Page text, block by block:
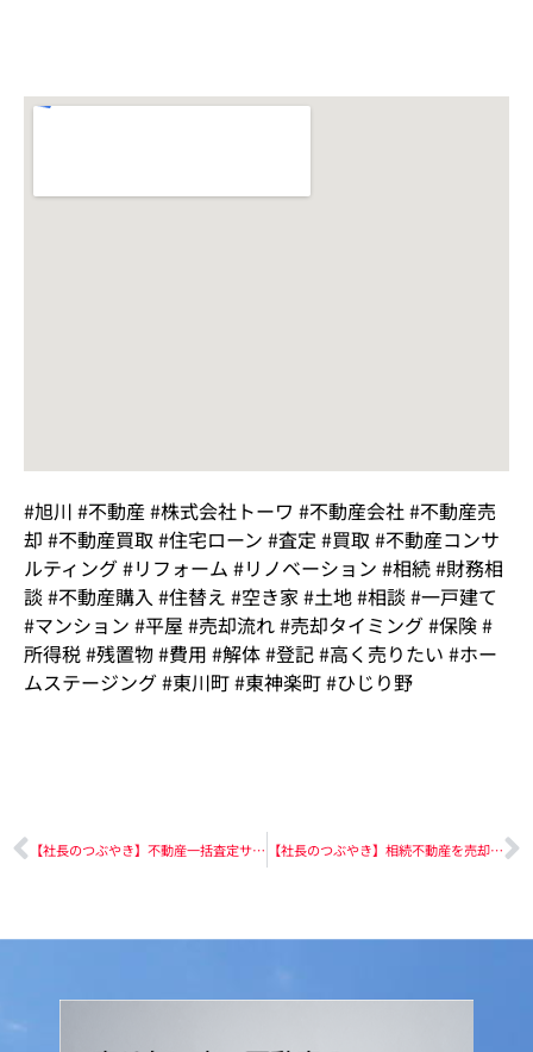
#旭川 #不動産 #株式会社トーワ #不動産会社 #不動産売
却 #不動産買取 #住宅ローン #査定 #買取 #不動産コンサ
ルティング #リフォーム #リノベーション #相続 #財務相
談 #不動産購入 #住替え #空き家 #土地 #相談 #一戸建て
#マンション #平屋 #売却流れ #売却タイミング #保険 #
所得税 #残置物 #費用 #解体 #登記 #高く売りたい #ホー
ムステージング #東川町 #東神楽町 #ひじり野
【社長のつぶやき】不動産一括査定サイトの裏側 【社長のつぶやき】相続不動産を売却する時にかかる税金